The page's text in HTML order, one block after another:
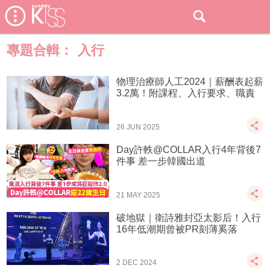
專題合輯： 入行
物理治療師人工2024｜薪酬表起薪
3.2萬！附課程、入行要求、職責
26 JUN 2025
Day許軼@COLLAR入行4年背後7
件事 差一步韓國出道
21 MAY 2025
破地獄｜衛詩雅封亞太影后！入行
16年低潮期曾被PR刻薄奚落
2 DEC 2024